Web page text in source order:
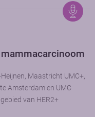
Maastricht UMC+,
Amsterdam en UMC
van HER2+